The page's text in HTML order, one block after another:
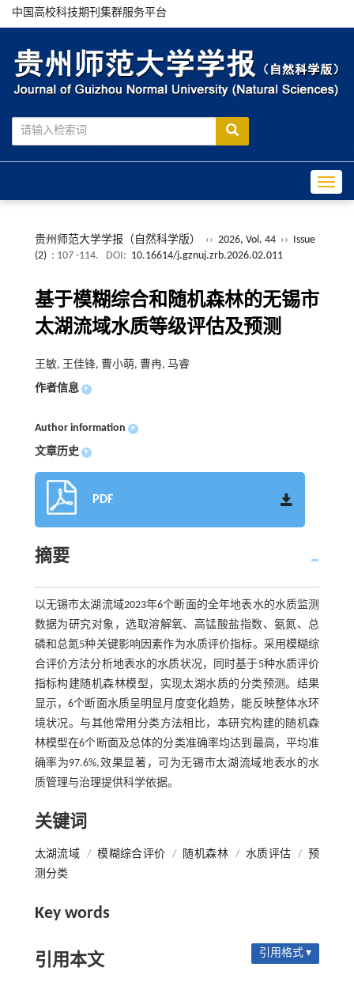
中国高校科技期刊集群服务平台
贵州师范大学学报（自然科学版） ›› 2026, Vol. 44 ››
Issue
(2) : 107 -114. DOI: 10.16614/j.gznuj.zrb.2026.02.011
基于模糊综合和随机森林的无锡市
太湖流域水质等级评估及预测
王敏, 王佳锋, 曹小萌, 曹冉, 马睿
作者信息 +
Author information +
文章历史 +
PDF
摘要
以无锡市太湖流域2023年6个断面的全年地表水的水质监测
数据为研究对象，选取溶解氧、高锰酸盐指数、氨氮、总
磷和总氮5种关键影响因素作为水质评价指标。采用模糊综
合评价方法分析地表水的水质状况，同时基于5种水质评价
指标构建随机森林模型，实现太湖水质的分类预测。结果
显示，6个断面水质呈明显月度变化趋势，能反映整体水环
境状况。与其他常用分类方法相比，本研究构建的随机森
林模型在6个断面及总体的分类准确率均达到最高，平均准
确率为97.6%,效果显著，可为无锡市太湖流域地表水的水
质管理与治理提供科学依据。
关键词
太湖流域 / 模糊综合评价 / 随机森林 / 水质评估 / 预
测分类
Key words
引用本文 引用格式 ▾